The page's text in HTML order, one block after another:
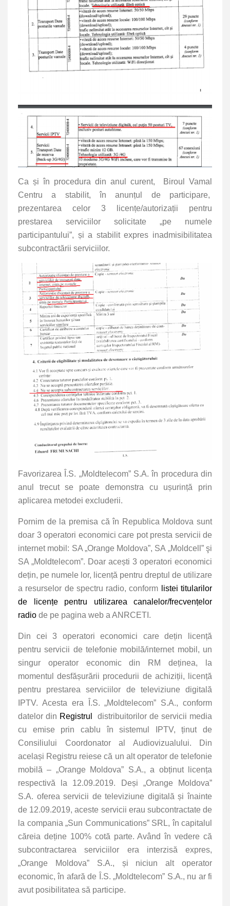
Ca și în procedura din anul curent,
Biroul Vamal
Centru a stabilit, în anunțul de participare,
prezentarea celor 3 licențe/autorizații pentru
prestarea serviciilor solicitate „pe numele
participantului”, și a stabilit expres inadmisibilitatea
subcontractării serviciilor.
Favorizarea Î.S. „Moldtelecom” S.A. în procedura din
anul trecut se poate demonstra cu ușurință prin
aplicarea metodei excluderii.
Pornim de la premisa că în Republica Moldova sunt
doar 3 operatori economici care pot presta servicii de
internet mobil: SA „Orange Moldova”, SA „Moldcell” şi
SA „Moldtelecom”. Doar acești 3 operatori economici
dețin, pe numele lor, licență pentru dreptul de utilizare
a resurselor de spectru radio, conform
listei titularilor
de licențe pentru utilizarea canalelor/frecvențelor
radio de pe pagina web a ANRCETI.
Din cei 3 operatori economici care dețin licență
pentru servicii de telefonie mobilă/internet mobil, un
singur operator economic din RM deținea, la
momentul desfășurării procedurii de achiziții, licență
pentru prestarea serviciilor de televiziune digitală
IPTV. Acesta era
Î.S. „Moldtelecom” S.A., conform
datelor din Registrul
distribuitorilor de servicii media
cu emise prin cablu în sistemul IPTV, ținut de
Consiliului Coordonator al Audiovizualului. Din
același Registru reiese că un alt operator de telefonie
mobilă – „Orange Moldova” S.A., a obținut licența
respectivă la 12.09.2019. Deși „Orange Moldova”
S.A. oferea servicii de televiziune digitală și înainte
de 12.09.2019, aceste servicii erau subcontractate de
la compania „Sun Communications” SRL, în capitalul
căreia deține 100% cotă parte. Având în vedere că
subcontractarea serviciilor era interzisă expres,
„Orange Moldova” S.A., și niciun alt operator
economic, în afară de Î.S. „Moldtelecom” S.A., nu ar fi
avut posibilitatea să participe.